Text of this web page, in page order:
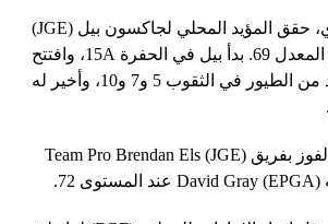
في حدث Pro الفردي، حقق المؤيد المحلي لجاكسون بيل (JGE)
النصر بثلاثة أقل من المعدل 69. بدأ بيل في الحفرة 15A، وافتتح
بطائر وأضاف المزيد من الطيور في الثقوب 5 و7 و10، وأخير له
احتل المركز الثاني الفوز بفريق Team Pro Brendan Els (JGE)